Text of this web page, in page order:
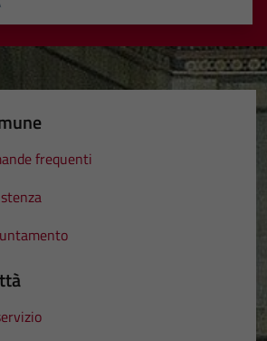
5 stelle su 5
stelle su 5
su 5
5
frequenti